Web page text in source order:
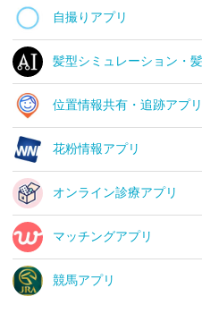
自撮りアプリ
髪型シミュレーション・
位置情報共有・追跡アプリ
花粉情報アプリ
オンライン診療アプリ
マッチングアプリ
競馬アプリ